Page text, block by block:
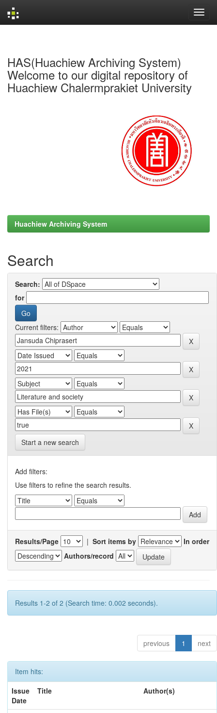
HAS(Huachiew Archiving System)
Welcome to our digital repository of
Huachiew Chalermprakiet University
Huachiew Archiving System
Search
Search:
for
Current filters:
Start a new search
Add filters:
Use filters to refine the search results.
Results/Page | Sort items by
In order
Authors/record
Results 1-2 of 2 (Search time: 0.002 seconds).
previous 1 next
Item hits:
Issue
Date
Title Author(s)